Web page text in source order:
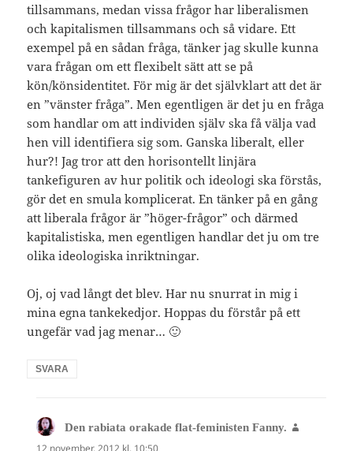
tillsammans, medan vissa frågor har liberalismen
och kapitalismen tillsammans och så vidare. Ett
exempel på en sådan fråga, tänker jag skulle kunna
vara frågan om ett flexibelt sätt att se på
kön/könsidentitet. För mig är det självklart att det är
en ”vänster fråga”. Men egentligen är det ju en fråga
som handlar om att individen själv ska få välja vad
hen vill identifiera sig som. Ganska liberalt, eller
hur?! Jag tror att den horisontellt linjära
tankefiguren av hur politik och ideologi ska förstås,
gör det en smula komplicerat. En tänker på en gång
att liberala frågor är ”höger-frågor” och därmed
kapitalistiska, men egentligen handlar det ju om tre
olika ideologiska inriktningar.
Oj, oj vad långt det blev. Har nu snurrat in mig i
mina egna tankekedjor. Hoppas du förstår på ett
ungefär vad jag menar… 🙂
SVARA
Den rabiata orakade flat-feministen Fanny.
12 november, 2012 kl. 10:50